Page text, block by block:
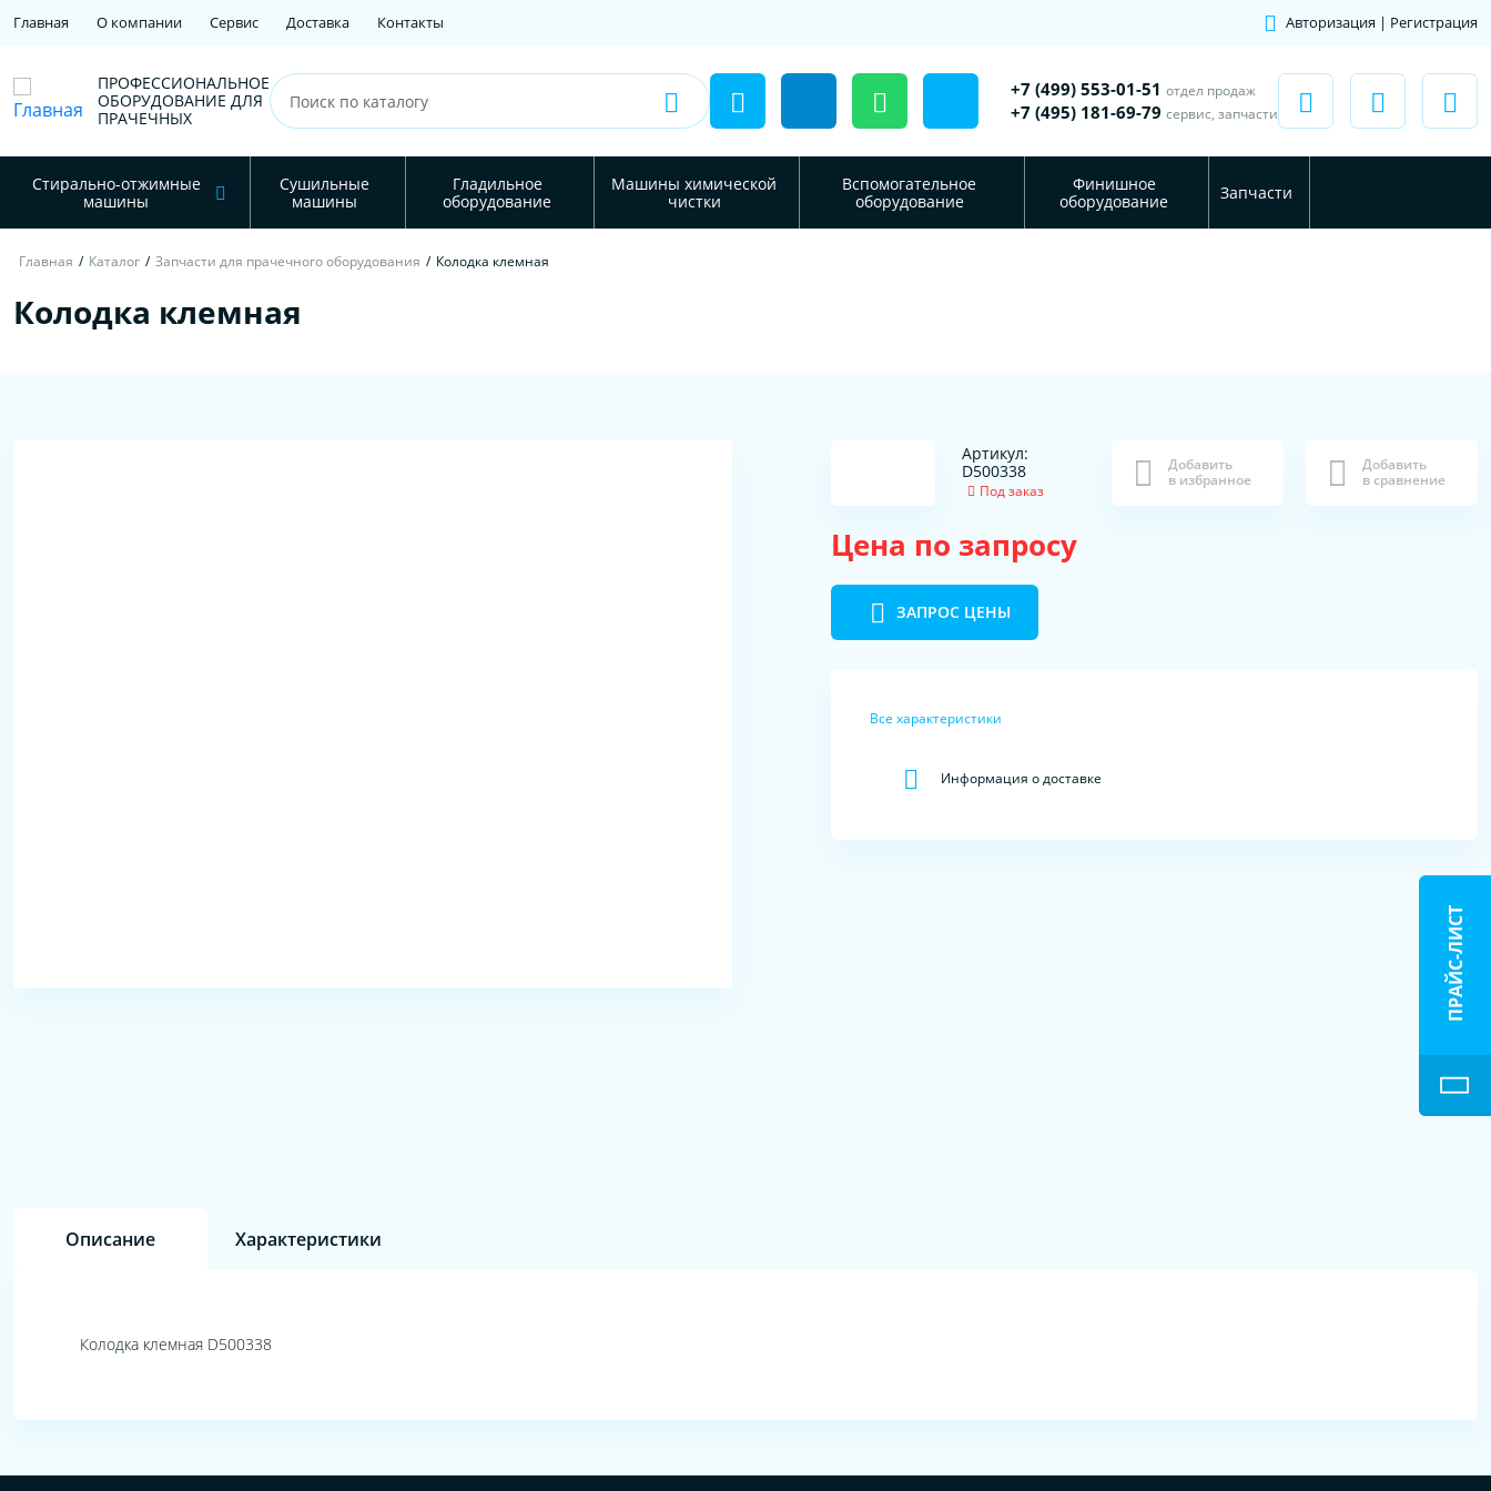
Главная О компании Сервис Доставка Контакты Авторизация | Регистрация
ПРОФЕССИОНАЛЬНОЕ
ОБОРУДОВАНИЕ ДЛЯ
ПРАЧЕЧНЫХ
+7 (499) 553-01-51 отдел продаж
+7 (495) 181-69-79 сервис, запчасти
Стирально-отжимные
машины
Сушильные
машины
Гладильное
оборудование
Машины химической
чистки
Вспомогательное
оборудование
Финишное
оборудование
Запчасти
Главная / Каталог / Запчасти для прачечного оборудования / Колодка клемная
Колодка клемная
Артикул:
D500338
Под заказ
Добавить
в избранное
Добавить
в сравнение
Цена по запросу
ЗАПРОС ЦЕНЫ
Все характеристики
Информация о доставке
Описание Характеристики
Колодка клемная D500338
ПРАЙС-ЛИСТ